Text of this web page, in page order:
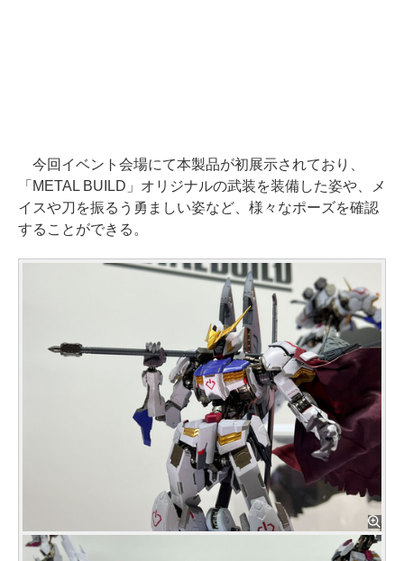
今回イベント会場にて本製品が初展示されており、
「METAL BUILD」オリジナルの武装を装備した姿や、メ
イスや刀を振るう勇ましい姿など、様々なポーズを確認
することができる。